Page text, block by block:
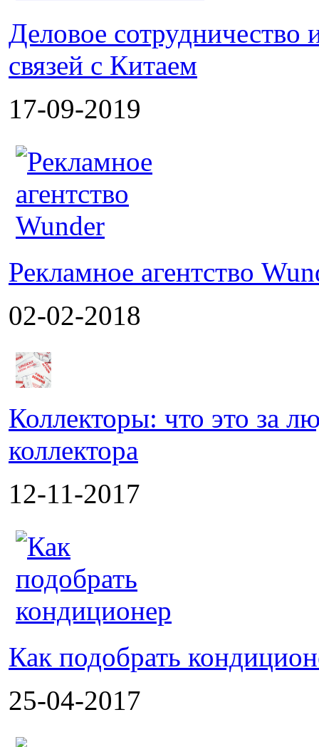
Деловое сотрудничество
связей с Китаем
17-09-2019
Рекламное агентство
02-02-2018
Коллекторы: что это за
коллектора
12-11-2017
Как подобрать
25-04-2017